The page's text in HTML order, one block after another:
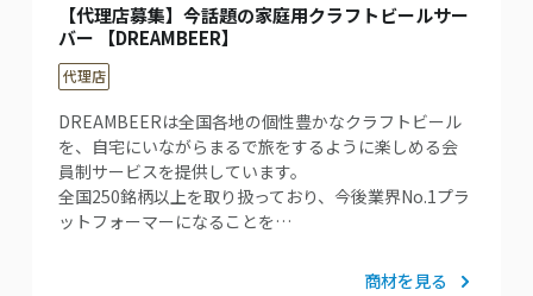
【代理店募集】今話題の家庭用クラフトビールサー
バー 【DREAMBEER】
代理店
DREAMBEERは全国各地の個性豊かなクラフトビール
を、自宅にいながらまるで旅をするように楽しめる会
員制サービスを提供しています。
全国250銘柄以上を取り扱っており、今後業界No.1プラ
ットフォーマーになることを…
商材を見る